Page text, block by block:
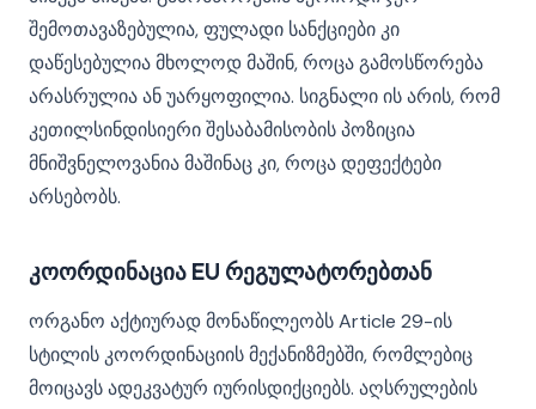
შემოთავაზებულია, ფულადი სანქციები კი
დაწესებულია მხოლოდ მაშინ, როცა გამოსწორება
არასრულია ან უარყოფილია. სიგნალი ის არის, რომ
კეთილსინდისიერი შესაბამისობის პოზიცია
მნიშვნელოვანია მაშინაც კი, როცა დეფექტები
არსებობს.
კოორდინაცია EU რეგულატორებთან
ორგანო აქტიურად მონაწილეობს Article 29-ის
სტილის კოორდინაციის მექანიზმებში, რომლებიც
მოიცავს ადეკვატურ იურისდიქციებს. აღსრულების